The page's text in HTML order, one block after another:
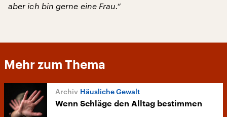
aber ich bin gerne eine Frau.“
Mehr zum Thema
Häusliche Gewalt
Wenn Schläge den Alltag bestimmen